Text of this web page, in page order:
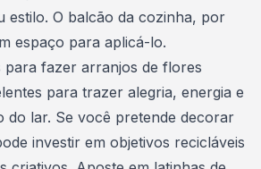
estilo. O balcão da cozinha, por
espaço para aplicá-lo.
para fazer arranjos de flores
para trazer alegria, energia e
do lar. Se você pretende decorar
investir em objetivos recicláveis